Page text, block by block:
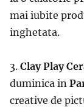
mai iubite
inghetata.
3. Clay Play
duminica in
creative de